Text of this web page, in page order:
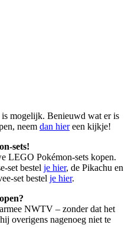
mogelijk. Benieuwd wat er is
neem dan hiereen kijkje!
sets!
LEGO Pokémon-sets kopen.
set bestel je hier, de Pikachu en
set bestel je hier.
NWTV – zonder dat het
overigens nagenoeg niet te